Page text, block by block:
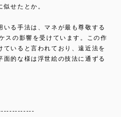
せたとか。
いる手法は、マネが最も尊敬する
スの影響を受けています。この作
いると言われており、遠近法を
的な様は浮世絵の技法に通ずる